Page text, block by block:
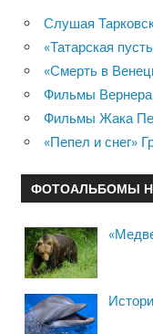
Слушая
«Татарская
«Смерть в
Фильмы Вернера
Фильмы Жака
«Пепел и снег»
ФОТОАЛЬБОМЫ